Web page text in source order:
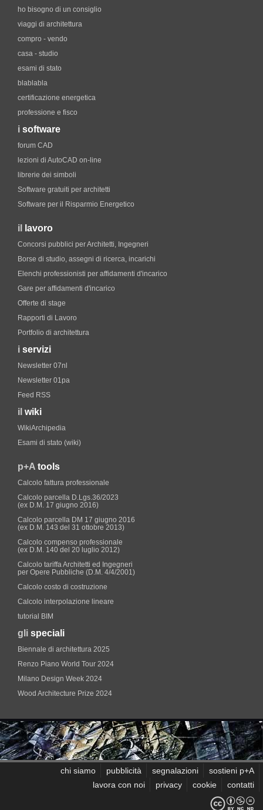
ho bisogno di un consiglio
viaggi di architettura
compro - vendo
casa - studio
esami di stato
blablabla
certificazione energetica
professione e fisco
i software
forum CAD
lezioni di AutoCAD on-line
librerie dei simboli
Software gratuiti per architetti
Software per il Risparmio Energetico
il lavoro
Concorsi pubblici per Architetti, Ingegneri
Borse di studio, assegni di ricerca, incarichi
Elenchi professionisti per affidamenti d'incarico
Gare per affidamenti d'incarico
Offerte di stage
Rapporti di Lavoro
Portfolio di architettura
i servizi
Newsletter 07nl
Newsletter 01pa
Feed RSS
il wiki
WikiArchipedia
Esami di stato (wiki)
p+A tools
Calcolo fattura professionale
Calcolo parcella D.Lgs.36/2023
(ex D.M. 17 giugno 2016)
Calcolo parcella DM 17 giugno 2016
(ex D.M. 143 del 31 ottobre 2013)
Calcolo compenso professionale
(ex D.M. 140 del 20 luglio 2012)
Calcolo tariffa Architetti ed Ingegneri
per Opere Pubbliche (D.M. 4/4/2001)
Calcolo costo di costruzione
Calcolo interpolazione lineare
tutorial BIM
gli speciali
Biennale di architettura 2025
Renzo Piano World Tour 2024
Milano Design Week 2024
Wood Architecture Prize 2024
chi siamo pubblicità segnalazioni
sostieni p+A
lavora con noi
privacy cookie contatti